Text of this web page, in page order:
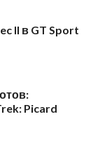
II в GT Sport
Picard